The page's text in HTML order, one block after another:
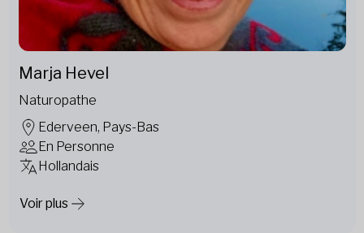
Marja Hevel
Naturopathe
Ederveen, Pays-Bas
En Personne
Hollandais
Voir plus